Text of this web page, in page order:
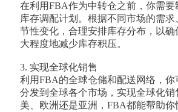
在利用FBA作为中转仓之前，你需要
库存调配计划。根据不同市场的需
节性变化，合理安排库存分布，以确
大程度地减少库存积压。
3. 实现全球化销售
利用FBA的全球仓储和配送网络，你
分发到全球各个市场，实现全球化销
美、欧洲还是亚洲，FBA都能帮助